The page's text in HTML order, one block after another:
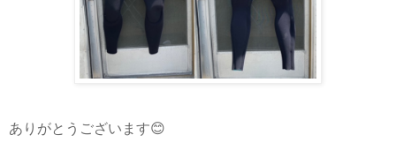
ありがとうございます😊